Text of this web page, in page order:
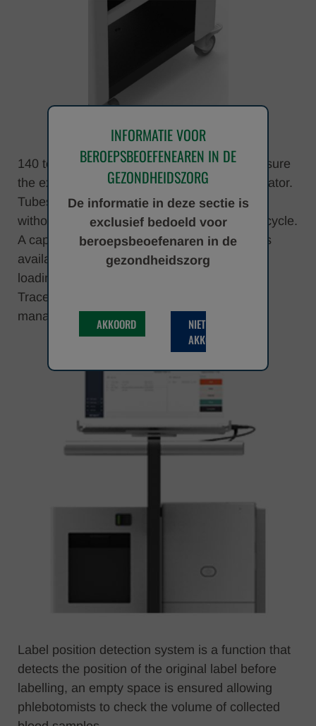
INFORMATIE VOOR
BEROEPSBEOEFENEAREN IN DE
GEZONDHEIDSZORG
De informatie in deze sectie is
exclusief bedoeld voor
beroepsbeoefenaren in de
gezondheidszorg
AKKOORD
NIET
AKKOORD
140 test tubes can be loaded on board to ensure
the execution of a daily routine for each operator.
Tubes can be loaded continuously on board
without any stop or restart of the production cycle.
A cap color identifier indicator on each inlet is
available to guide the operator through the
loading process
Traceability of materials and operators is
managed directly by the system.
Label position detection system is a function that
detects the position of the original label before
labelling, an empty space is ensured allowing
phlebotomists to check the volume of collected